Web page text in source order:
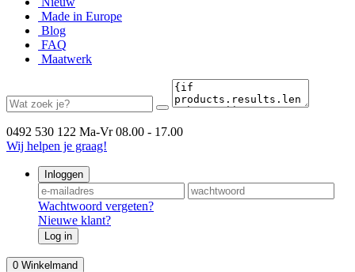
Made in Europe
Blog
FAQ
Maatwerk
0492 530 122 Ma-Vr 08.00 - 17.00
Wij helpen je graag!
Inloggen
Wachtwoord vergeten?
Nieuwe klant?
Log in
0 Winkelmand